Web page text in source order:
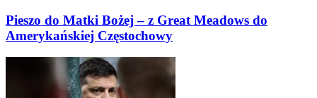
Pieszo do Matki Bożej – z Great Meadows do
Amerykańskiej Częstochowy